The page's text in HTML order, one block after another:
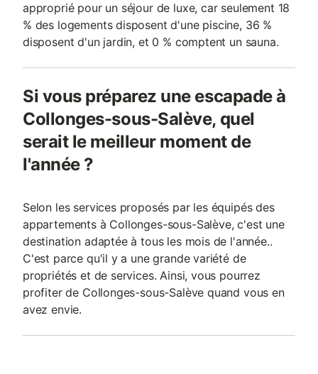
approprié pour un séjour de luxe, car seulement 18
% des logements disposent d'une piscine, 36 %
disposent d'un jardin, et 0 % comptent un sauna.
Si vous préparez une escapade à
Collonges-sous-Salève, quel
serait le meilleur moment de
l'année ?
Selon les services proposés par les équipés des
appartements à Collonges-sous-Salève, c'est une
destination adaptée à tous les mois de l'année..
C'est parce qu'il y a une grande variété de
propriétés et de services. Ainsi, vous pourrez
profiter de Collonges-sous-Salève quand vous en
avez envie.